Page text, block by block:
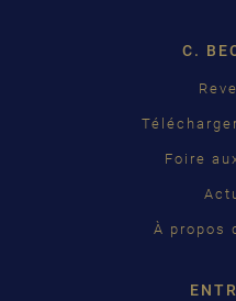
C.
Foire
À propos